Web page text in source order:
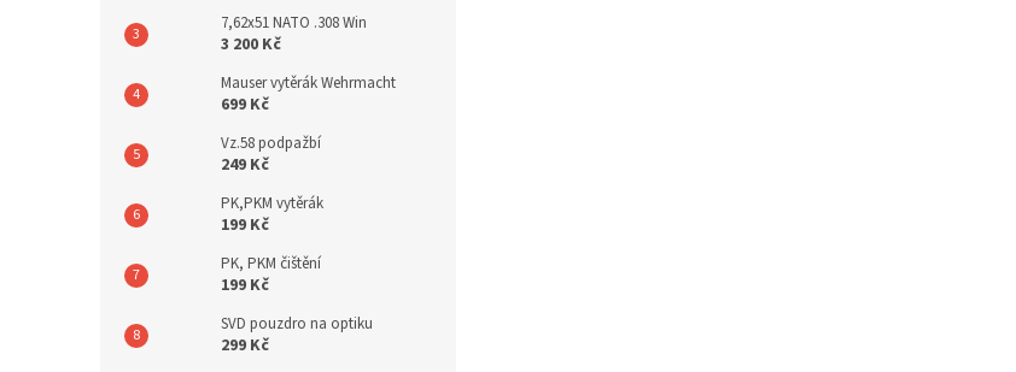
7,62x51 NATO .308 Win
3 200 Kč
Mauser vytěrák Wehrmacht
699 Kč
Vz.58 podpažbí
249 Kč
PK,PKM vytěrák
199 Kč
PK, PKM čištění
199 Kč
SVD pouzdro na optiku
299 Kč